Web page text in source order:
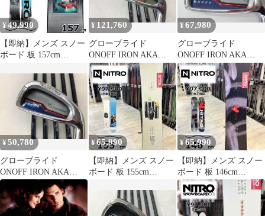
¥49,990
【即納】メンズ スノー
ボード 板 157cm
THRILLS ナイトロ チ
ープ スリル 25-26 グラ
トリ ラントリ キャンバ
¥ 121,760
グローブライド
ONOFF IRON AKA
2026 SMOOTH KICK
MP-526I アイアンセ
ット 中古【最短即日
発送】
¥67,980
グローブライド
ONOFF IRON AKA
FF HIGH REPULSION
KICK FF-521I Rフレ
ックス アイアンセッ
ト 中古 ゴルフド
ゥ！緑店【最短即日発
送】
¥50,780
グローブライド
ONOFF IRON AKA
FF HIGH REPULSION
KICK FF-521I Rフレ
ックス アイアンセッ
¥65,990
【即納】メンズ スノー
ボード 板 155cm
ィーワン 25-26 グラト
リ ラントリ フリースタ
¥65,990
【即納】メンズ スノー
ボード 板 146cm
NITRO OPTISYM ナイ
トロ オプティシム 25-
26 グラトリ ラントリ